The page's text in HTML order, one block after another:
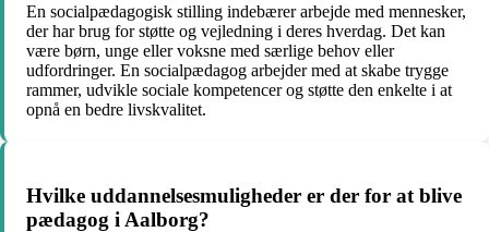
En socialpædagogisk stilling indebærer arbejde med mennesker,
der har brug for støtte og vejledning i deres hverdag. Det kan
være børn, unge eller voksne med særlige behov eller
udfordringer. En socialpædagog arbejder med at skabe trygge
rammer, udvikle sociale kompetencer og støtte den enkelte i at
opnå en bedre livskvalitet.
Hvilke uddannelsesmuligheder er der for at blive
pædagog i Aalborg?